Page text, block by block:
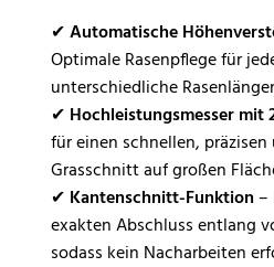
✔Automatische
Optimale Rasenpflege für
unterschiedliche
✔ Hochleistungsmesser mit
für einen schnellen,
Grasschnitt auf großen
✔ Kantenschnitt-Funktion
exakten Abschluss entlang
sodass kein Nacharbeiten